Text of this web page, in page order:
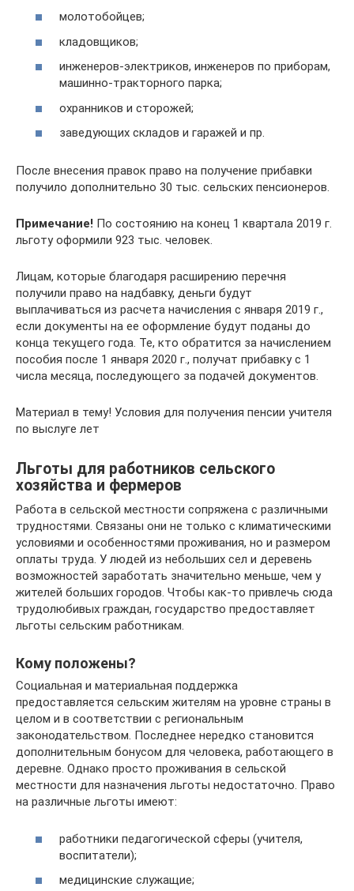
молотобойцев;
кладовщиков;
инженеров-электриков, инженеров по приборам,
машинно-тракторного парка;
охранников и сторожей;
заведующих складов и гаражей и пр.
После внесения правок право на получение прибавки
получило дополнительно 30 тыс. сельских пенсионеров.
Примечание! По состоянию на конец 1 квартала 2019 г.
льготу оформили 923 тыс. человек.
Лицам, которые благодаря расширению перечня
получили право на надбавку, деньги будут
выплачиваться из расчета начисления с января 2019 г.,
если документы на ее оформление будут поданы до
конца текущего года. Те, кто обратится за начислением
пособия после 1 января 2020 г., получат прибавку с 1
числа месяца, последующего за подачей документов.
Материал в тему! Условия для получения пенсии учителя
по выслуге лет
Льготы для работников сельского
хозяйства и фермеров
Работа в сельской местности сопряжена с различными
трудностями. Связаны они не только с климатическими
условиями и особенностями проживания, но и размером
оплаты труда. У людей из небольших сел и деревень
возможностей заработать значительно меньше, чем у
жителей больших городов. Чтобы как-то привлечь сюда
трудолюбивых граждан, государство предоставляет
льготы сельским работникам.
Кому положены?
Социальная и материальная поддержка
предоставляется сельским жителям на уровне страны в
целом и в соответствии с региональным
законодательством. Последнее нередко становится
дополнительным бонусом для человека, работающего в
деревне. Однако просто проживания в сельской
местности для назначения льготы недостаточно. Право
на различные льготы имеют:
работники педагогической сферы (учителя,
воспитатели);
медицинские служащие;